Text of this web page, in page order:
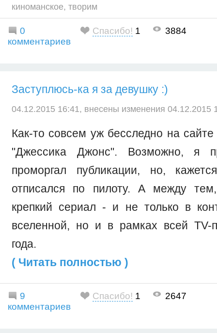
киноманское, творим
0
комментариев
Спасибо! 1 3884
Заступлюсь-ка я за девушку :)
04.12.2015 16:41, внесены изменения 04.12.2015
Как-то совсем уж бесследно на
"Джессика Джонс". Возможно, я
проморгал публикации, но,
отписался по пилоту. А между
крепкий сериал - и не только в
вселенной, но и в рамках всей TV-
года.
( Читать полностью )
9
комментариев
Спасибо! 1 2647